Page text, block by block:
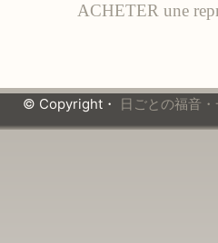
ACHETER une
© Copyright・ 日ごとの福音